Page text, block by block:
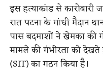
इस हत्याकांड से
रात पटना के गांधी मैदान
पास बदमाशों ने खेमका की
मामले की गंभीरता को
(SIT) का गठन किया है।